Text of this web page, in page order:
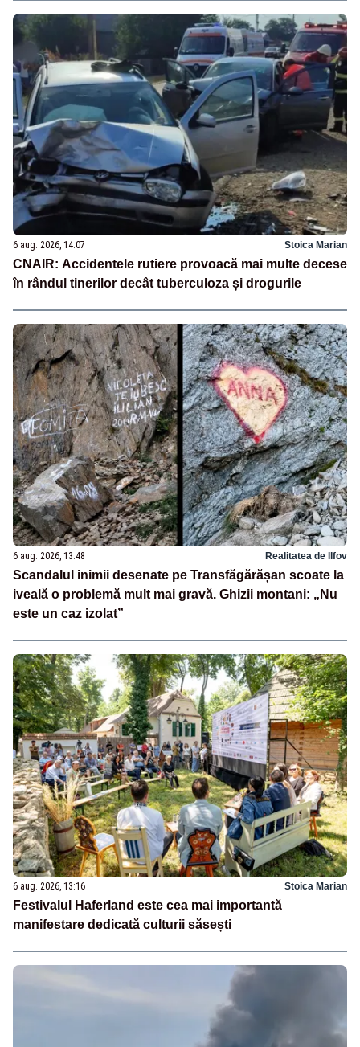
6 aug. 2026, 14:07 Stoica Marian
CNAIR: Accidentele rutiere provoacă mai multe decese
în rândul tinerilor decât tuberculoza și drogurile
6 aug. 2026, 13:48 Realitatea de Ilfov
Scandalul inimii desenate pe Transfăgărășan scoate la
iveală o problemă mult mai gravă. Ghizii montani: „Nu
este un caz izolat”
6 aug. 2026, 13:16 Stoica Marian
Festivalul Haferland este cea mai importantă
manifestare dedicată culturii săsești